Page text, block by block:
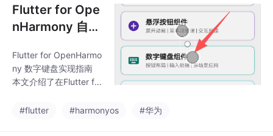
场景，
载、暂停、继续和取消
操作 支持断点续传功能
实时显示下载进度 关键
TTP请求 通过Range头
实现断点续传 采用状态
管理跟踪下载任务 UI展
分比 不同状态显示对应
Flutter for Ope
nHarmony 自定
蒙化实现指南
Flutter for OpenHarmo
ny 数字键盘实现指南
本文介绍了在Flutter for
实现自定义数字键盘的
#flutter #harmonyos #华为